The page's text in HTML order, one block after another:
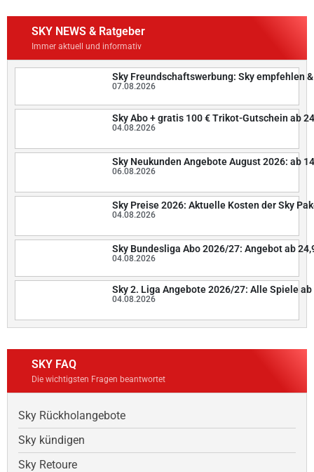
SKY NEWS & Ratgeber
Immer aktuell und informativ
Sky Freundschaftswerbung: Sky empfehlen
07.08.2026
Sky Abo + gratis 100 € Trikot-Gutschein ab
04.08.2026
Sky Neukunden Angebote August 2026: ab
06.08.2026
Sky Preise 2026: Aktuelle Kosten der Sky
04.08.2026
Sky Bundesliga Abo 2026/27: Angebot ab
04.08.2026
Sky 2. Liga Angebote 2026/27: Alle Spiele
04.08.2026
SKY FAQ
Die wichtigsten Fragen beantwortet
Sky Rückholangebote
Sky kündigen
Sky Retoure